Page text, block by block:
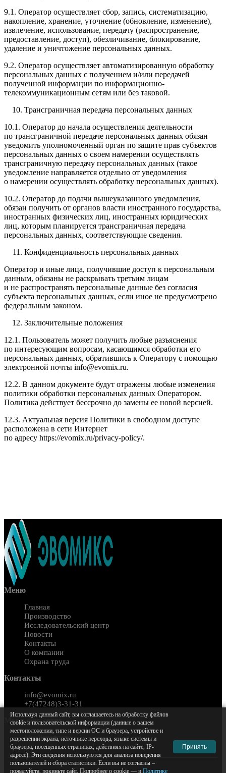
9.1. Оператор осуществляет сбор, запись, систематизацию,
накопление, хранение, уточнение (обновление, изменение),
извлечение, использование, передачу (распространение,
предоставление, доступ), обезличивание, блокирование,
удаление и уничтожение персональных данных.
9.2. Оператор осуществляет автоматизированную обработку
персональных данных с получением и/или передачей
полученной информации по информационно-
телекоммуникационным сетям или без таковой.
Трансграничная передача персональных данных
10.1. Оператор до начала осуществления деятельности
по трансграничной передаче персональных данных обязан
уведомить уполномоченный орган по защите прав субъектов
персональных данных о своем намерении осуществлять
трансграничную передачу персональных данных (такое
уведомление направляется отдельно от уведомления
о намерении осуществлять обработку персональных данных).
10.2. Оператор до подачи вышеуказанного уведомления,
обязан получить от органов власти иностранного государства,
иностранных физических лиц, иностранных юридических
лиц, которым планируется трансграничная передача
персональных данных, соответствующие сведения.
Конфиденциальность персональных данных
Оператор и иные лица, получившие доступ к персональным
данным, обязаны не раскрывать третьим лицам
и не распространять персональные данные без согласия
субъекта персональных данных, если иное не предусмотрено
федеральным законом.
Заключительные положения
12.1. Пользователь может получить любые разъяснения
по интересующим вопросам, касающимся обработки его
персональных данных, обратившись к Оператору с помощью
электронной почты info@evomix.ru.
12.2. В данном документе будут отражены любые изменения
политики обработки персональных данных Оператором.
Политика действует бессрочно до замены ее новой версией.
12.3. Актуальная версия Политики в свободном доступе
расположена в сети Интернет
по адресу https://evomix.ru/privacy-policy/.
Меню
Главная
Производство
Исследовательский центр
Новости
Контакты
О компании
Охрана труда
Контакты
info@evomix.ru
+7(47248)3-31-31
Мы в соц. сетях
Мы Вконтакте
Используя данный сайт, вы соглашаетесь на обработку файлов
cookie и пользовательской информации (данные о вашем
местоположении, типе и версии ОС и браузера, устройстве и
разрешении экрана, источнике перехода, языке системы и
браузера, посещённых страницах, действиях на сайте, IP-
адресе). Эти сведения используются для анализа поведения
пользователей и сбора статистики. Если вы не согласны –
пожалуйста, покиньте сайт. Подробнее о cookie — в Политике
Принять